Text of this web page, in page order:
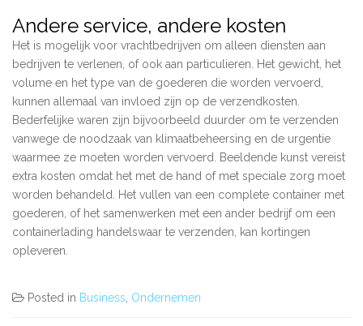
Andere service, andere kosten
Het is mogelijk voor vrachtbedrijven om alleen diensten aan
bedrijven te verlenen, of ook aan particulieren. Het gewicht, het
volume en het type van de goederen die worden vervoerd,
kunnen allemaal van invloed zijn op de verzendkosten.
Bederfelijke waren zijn bijvoorbeeld duurder om te verzenden
vanwege de noodzaak van klimaatbeheersing en de urgentie
waarmee ze moeten worden vervoerd. Beeldende kunst vereist
extra kosten omdat het met de hand of met speciale zorg moet
worden behandeld. Het vullen van een complete container met
goederen, of het samenwerken met een ander bedrijf om een ​​
containerlading handelswaar te verzenden, kan kortingen
opleveren.
Posted in Business, Ondernemen